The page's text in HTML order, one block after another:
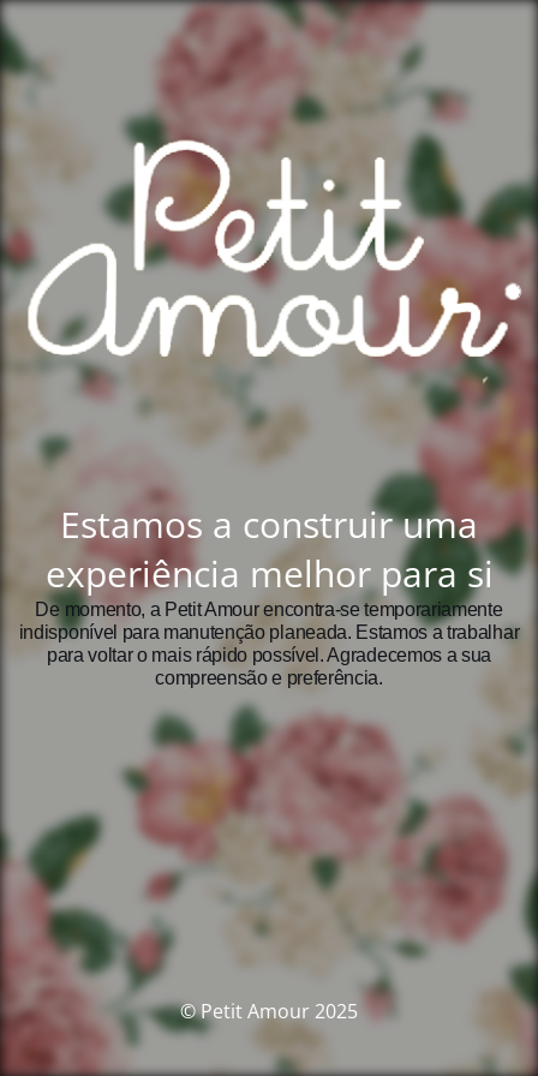
Estamos a construir uma
experiência melhor para si
De momento, a Petit Amour encontra‑se temporariamente
indisponível para manutenção planeada. Estamos a trabalhar
para voltar o mais rápido possível. Agradecemos a sua
compreensão e preferência.
© Petit Amour 2025